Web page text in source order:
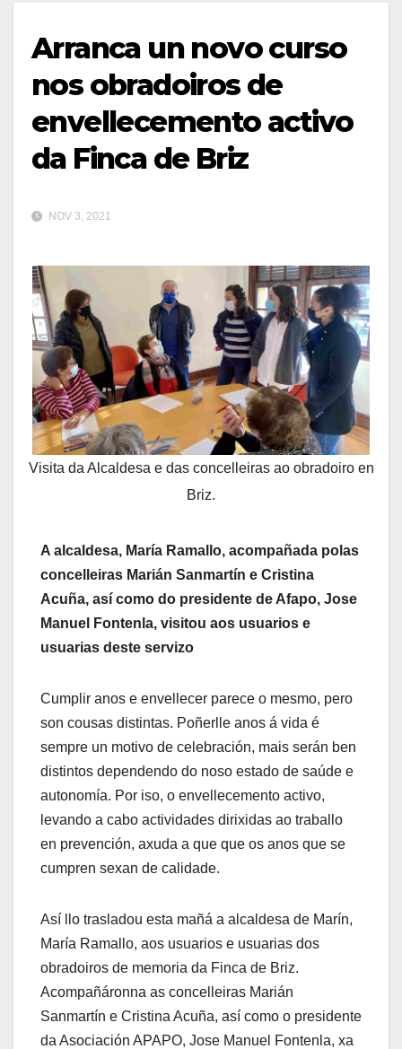
Arranca un novo curso
nos obradoiros de
envellecemento activo
da Finca de Briz
NOV 3, 2021
Visita da Alcaldesa e das concelleiras ao obradoiro en
Briz.
A alcaldesa, María Ramallo, acompañada polas
concelleiras Marián Sanmartín e Cristina
Acuña, así como do presidente de Afapo, Jose
Manuel Fontenla, visitou aos usuarios e
usuarias deste servizo
Cumplir anos e envellecer parece o mesmo, pero
son cousas distintas. Poñerlle anos á vida é
sempre un motivo de celebración, mais serán ben
distintos dependendo do noso estado de saúde e
autonomía. Por iso, o envellecemento activo,
levando a cabo actividades dirixidas ao traballo
en prevención, axuda a que que os anos que se
cumpren sexan de calidade.
Así llo trasladou esta mañá a alcaldesa de Marín,
María Ramallo, aos usuarios e usuarias dos
obradoiros de memoria da Finca de Briz.
Acompañáronna as concelleiras Marián
Sanmartín e Cristina Acuña, así como o presidente
da Asociación APAPO, Jose Manuel Fontenla, xa